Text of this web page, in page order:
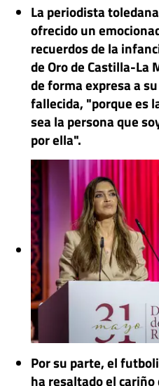
La periodista
ofrecido un
recuerdos de la
de Oro de Castilla-La
de forma expresa a
fallecida, "porque es
sea la persona que
por ella".
Por su parte, el
ha resaltado el